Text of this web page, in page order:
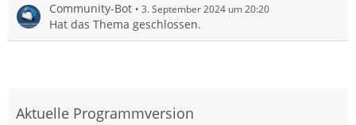
Community-Bot 3. September 2024 um 20:20
Hat das Thema geschlossen.
Aktuelle Programmversion